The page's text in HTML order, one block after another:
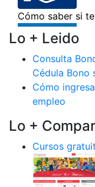
Lo + Leido
Consulta
Cédula Bono
Cómo
empleo
Lo +
Cursos